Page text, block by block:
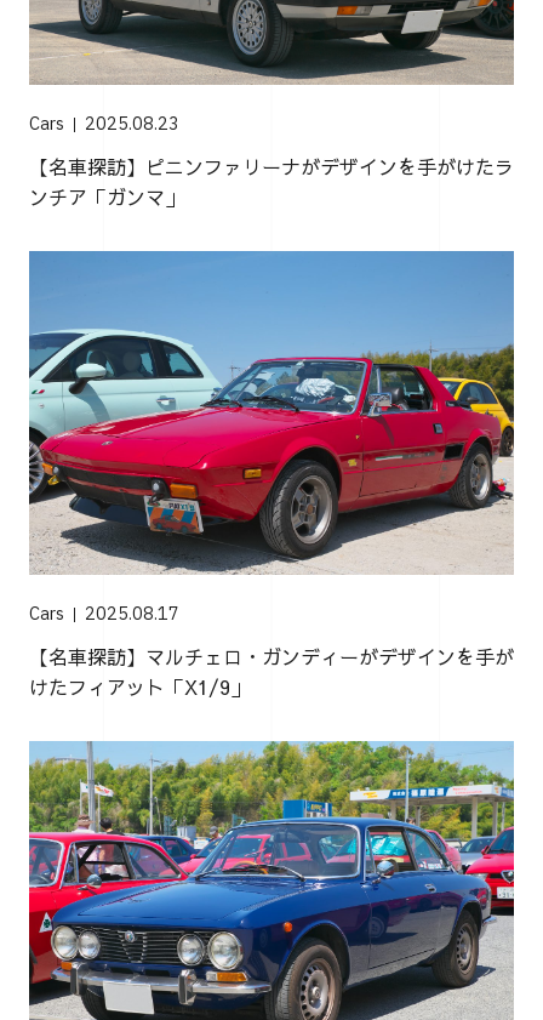
Cars 2025.08.23
【名車探訪】ピニンファリーナがデザインを手がけたラ
ンチア「ガンマ」
Cars 2025.08.17
【名車探訪】マルチェロ・ガンディーがデザインを手が
けたフィアット「X1/9」